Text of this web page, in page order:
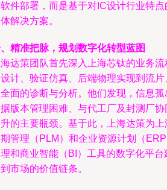
件部署，而是基于对IC设计行业特
解决方案。
精准把脉，规划数字化转型蓝图
达策团队首先深入上海芯钛的业务
计、验证仿真、后端物理实现到流
面的诊断与分析。他们发现，信息
版本管理困难、与代工厂及封测厂
的主要瓶颈。基于此，上海达策为
管理（PLM）和企业资源计划（
和商业智能（BI）工具的数字化平
市场的价值链条。